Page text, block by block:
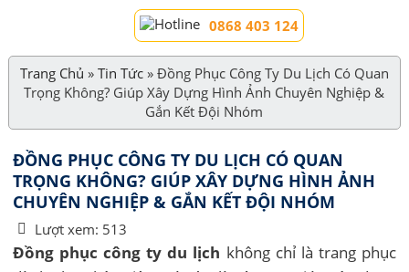
0868 403 124
Trang Chủ » Tin Tức» Đồng Phục Công Ty Du Lịch Có Quan
Trọng Không? Giúp Xây Dựng Hình Ảnh Chuyên Nghiệp &
Gắn Kết Đội Nhóm
ĐỒNG PHỤC CÔNG TY DU LỊCH CÓ QUAN
TRỌNG KHÔNG? GIÚP XÂY DỰNG HÌNH ẢNH
CHUYÊN NGHIỆP & GẮN KẾT ĐỘI NHÓM
Lượt xem: 513
Đồng phục công ty du lịch không chỉ là trang phục